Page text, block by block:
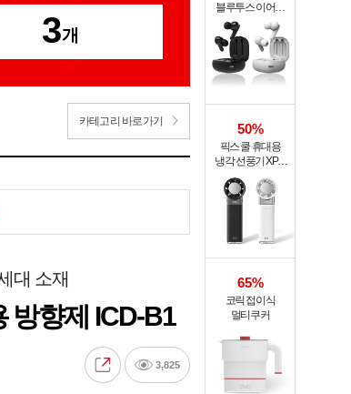
3개
카테고리 바로가기
대 소재
방향제 ICD-B1
3,825
블루투스 이어폰
XWS-303
50%
픽스 쿨 휴대용
냉각 선풍기 XPF-
65%
코릭 접이식
멀티쿠커